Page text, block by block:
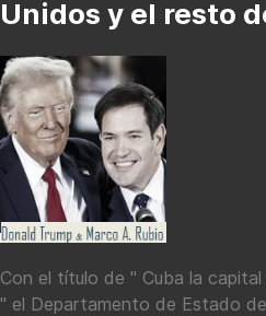
Unidos y el resto
Con el título de " Cuba la capital
" el Departamento de Estado